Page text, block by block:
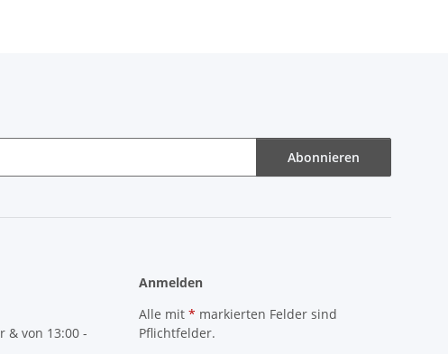
Abonnieren
& von 13:00 -
Anmelden
Alle mit * markierten Felder sind
Pflichtfelder.